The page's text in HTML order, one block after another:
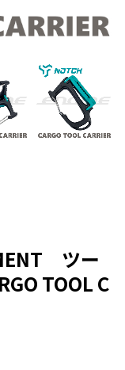
ツー
TOOL C